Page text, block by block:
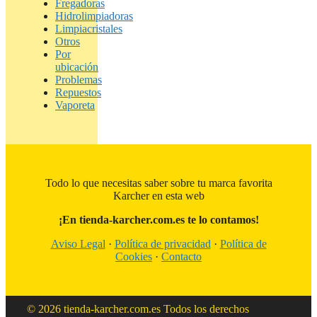
Fregadoras
Hidrolimpiadoras
Limpiacristales
Otros
Por
ubicación
Problemas
Repuestos
Vaporeta
Todo lo que necesitas saber sobre tu marca favorita
Karcher en esta web
¡En tienda-karcher.com.es te lo contamos!
Aviso Legal · Política de privacidad · Política de
Cookies · Contacto
© 2026 tienda-karcher.com.es Todos los derechos